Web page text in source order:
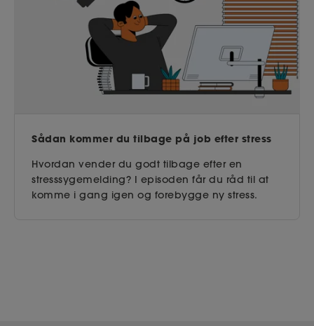
Sådan kommer du tilbage på job efter stress
Hvordan vender du godt tilbage efter en
stresssygemelding? I episoden får du råd til at
komme i gang igen og forebygge ny stress.